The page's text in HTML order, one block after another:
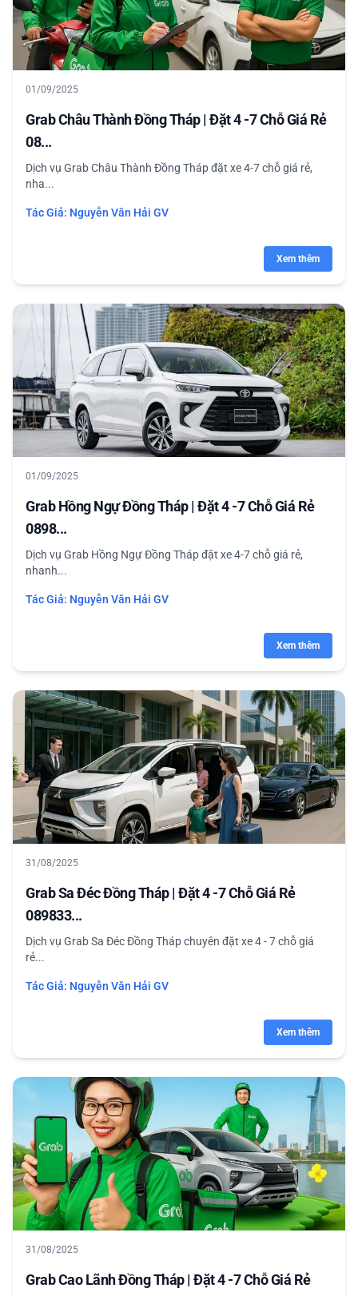
01/09/2025
Grab Châu Thành Đồng Tháp | Đặt 4 -7 Chỗ Giá Rẻ
08...
Dịch vụ Grab Châu Thành Đồng Tháp đặt xe 4-7 chỗ giá rẻ,
nha...
Tác Giả: Nguyễn Văn Hải GV
Xem thêm
01/09/2025
Grab Hồng Ngự Đồng Tháp | Đặt 4 -7 Chỗ Giá Rẻ
0898...
Dịch vụ Grab Hồng Ngự Đồng Tháp đặt xe 4-7 chỗ giá rẻ,
nhanh...
Tác Giả: Nguyễn Văn Hải GV
Xem thêm
31/08/2025
Grab Sa Đéc Đồng Tháp | Đặt 4 -7 Chỗ Giá Rẻ
089833...
Dịch vụ Grab Sa Đéc Đồng Tháp chuyên đặt xe 4 - 7 chỗ giá
rẻ...
Tác Giả: Nguyễn Văn Hải GV
Xem thêm
31/08/2025
Grab Cao Lãnh Đồng Tháp | Đặt 4 -7 Chỗ Giá Rẻ